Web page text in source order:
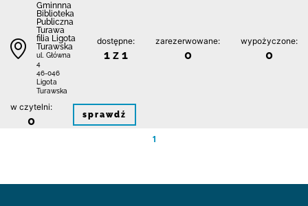
Gminnna
Biblioteka
Publiczna
Turawa
filia Ligota
Turawska
ul. Główna
4
46-046
Ligota
Turawska
dostępne:
1 z 1
zarezerwowane:
0
wypożyczone:
0
w czytelni:
0 sprawdź
1